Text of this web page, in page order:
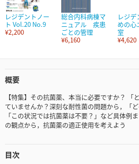
レジデントノー
ト Vol.20 No.9
¥2,200
総合内科病棟マ
ニュアル 疾患
ごとの管理
¥6,160
レジ
めの心
室
¥4,620
概要
【特集】その抗菌薬、本当に必要ですか？
ていませんか？深刻な耐性菌の問題から，「ど
「この状況では抗菌薬は不要？」など具体例
の観点から，抗菌薬の適正使用を考えよう
目次